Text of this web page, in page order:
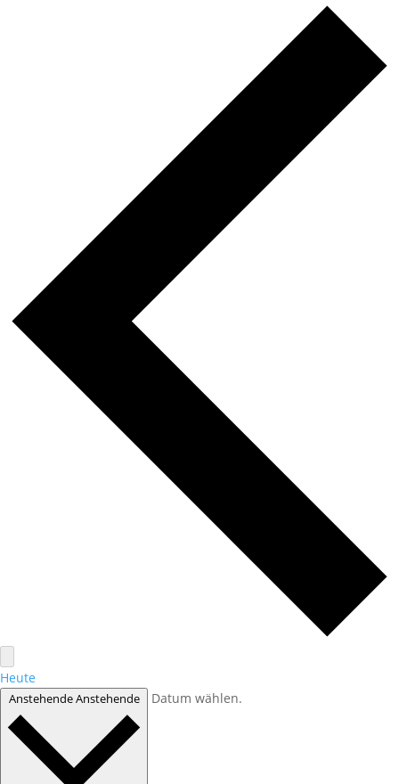
Heute
AnstehendeAnstehende Datum wählen.